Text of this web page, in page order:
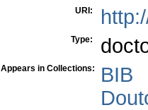
URI:
Type:
Appears in Collections:
BIB